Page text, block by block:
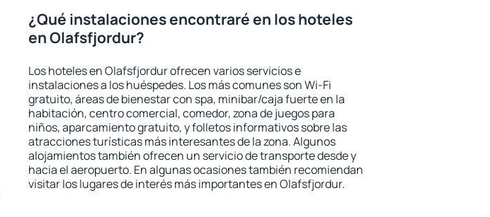
¿Qué instalaciones encontraré en los hoteles
en Olafsfjordur?
Los hoteles en Olafsfjordur ofrecen varios servicios e
instalaciones a los huéspedes. Los más comunes son Wi-Fi
gratuito, áreas de bienestar con spa, minibar/caja fuerte en la
habitación, centro comercial, comedor, zona de juegos para
niños, aparcamiento gratuito, y folletos informativos sobre las
atracciones turísticas más interesantes de la zona. Algunos
alojamientos también ofrecen un servicio de transporte desde y
hacia el aeropuerto. En algunas ocasiones también recomiendan
visitar los lugares de interés más importantes en Olafsfjordur.